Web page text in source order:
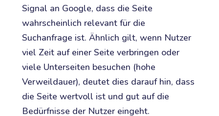
Signal an Google, dass die Seite
wahrscheinlich relevant für die
Suchanfrage ist. Ähnlich gilt, wenn Nutzer
viel Zeit auf einer Seite verbringen oder
viele Unterseiten besuchen (hohe
Verweildauer), deutet dies darauf hin, dass
die Seite wertvoll ist und gut auf die
Bedürfnisse der Nutzer eingeht.